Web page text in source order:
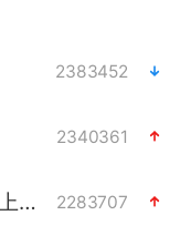
2383452
2340361
“China Cool”火了，老外爱上中国避暑游 2283707